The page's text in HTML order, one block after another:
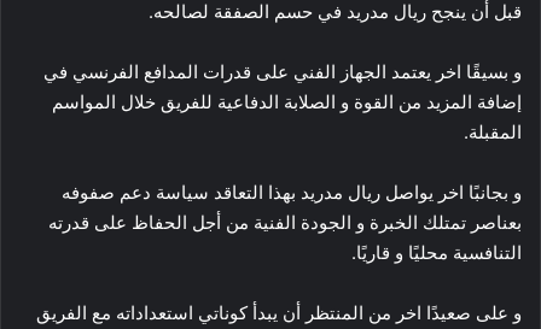
قبل أن ينجح ريال مدريد في حسم الصفقة لصالحه.
و بسيقًا اخر يعتمد الجهاز الفني على قدرات المدافع الفرنسي في
إضافة المزيد من القوة و الصلابة الدفاعية للفريق خلال المواسم
المقبلة.
و بجانبًا اخر يواصل ريال مدريد بهذا التعاقد سياسة دعم صفوفه
بعناصر تمتلك الخبرة و الجودة الفنية من أجل الحفاظ على قدرته
التنافسية محليًا و قاريًا.
و على صعيدًا اخر من المنتظر أن يبدأ كوناتي استعداداته مع الفريق